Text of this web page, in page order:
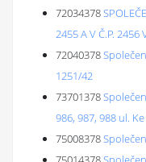
72034378
2455 A V Č.P. 2456
72040378
1251/42
73701378
986, 987, 988 ul.
75008378